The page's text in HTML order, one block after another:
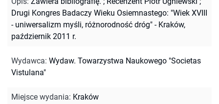
Drugi Kongres Badaczy Wieku Osiemnastego: "Wiek XVIII
- uniwersalizm myśli, różnorodność dróg" - Kraków,
październik 2011 r.
Wydawca: Wydaw. Towarzystwa Naukowego "Societas
Vistulana"
Miejsce wydania: Kraków